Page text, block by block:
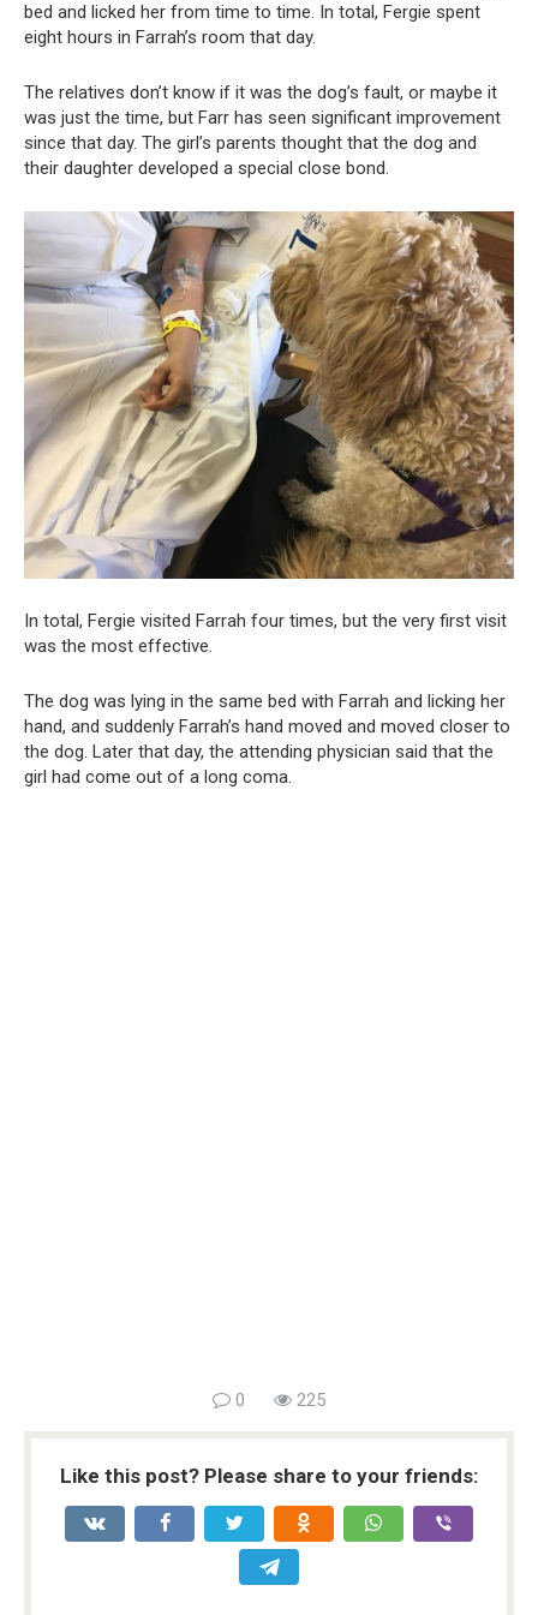
bed and licked her from time to time. In total, Fergie spent
eight hours in Farrah’s room that day.
The relatives don’t know if it was the dog’s fault, or maybe it
was just the time, but Farr has seen significant improvement
since that day. The girl’s parents thought that the dog and
their daughter developed a special close bond.
In total, Fergie visited Farrah four times, but the very first visit
was the most effective.
The dog was lying in the same bed with Farrah and licking her
hand, and suddenly Farrah’s hand moved and moved closer to
the dog. Later that day, the attending physician said that the
girl had come out of a long coma.
0 225
Like this post? Please share to your friends: